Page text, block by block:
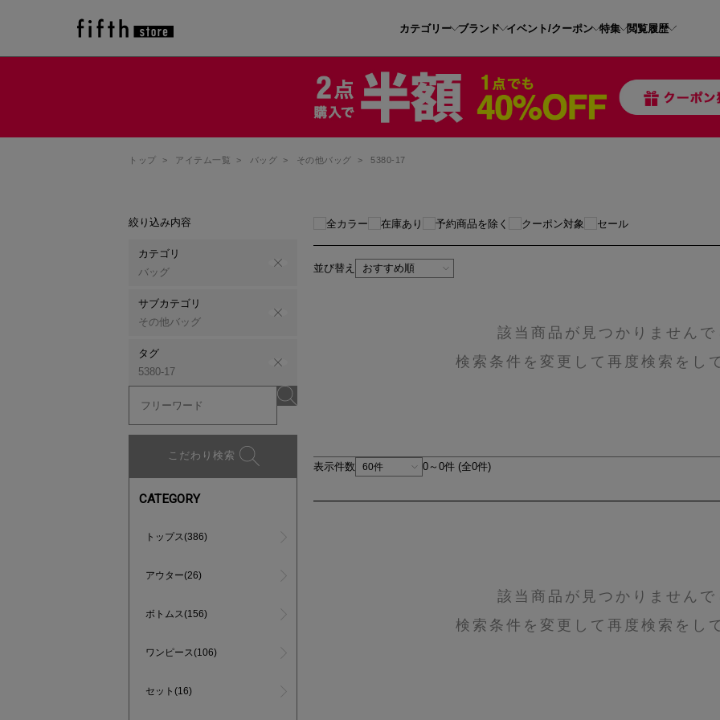
カテゴリー ブランド イベント/クーポン 特集 閲覧履歴
トップ > アイテム一覧 > バッグ > その他バッグ > 5380-17
絞り込み内容
カテゴリ
バッグ
サブカテゴリ
その他バッグ
タグ
5380-17
こだわり検索
CATEGORY
トップス(386)
アウター(26)
ボトムス(156)
ワンピース(106)
セット(16)
全カラー 在庫あり 予約商品を除く クーポン対象 セール
並び替え
該当商品が見つかりませんで
検索条件を変更して再度検索をし
表示件数 0～0件 (全0件)
該当商品が見つかりませんで
検索条件を変更して再度検索をし